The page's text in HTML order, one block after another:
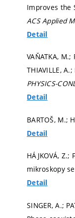
Improves the
ACS Applied
Detail
VAŇATKA, M.;
THIAVILLE,
PHYSICS-
Detail
BARTOŠ, M.;
Detail
HÁJKOVÁ, Z.;
mikroskopy
Detail
SINGER, A.;